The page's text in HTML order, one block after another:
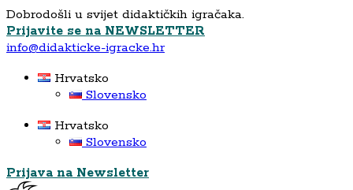
Dobrodošli u svijet didaktičkih igračaka.
Prijavite se na NEWSLETTER
info@didakticke-igracke.hr
Hrvatsko
Slovensko
Hrvatsko
Slovensko
Prijava na Newsletter